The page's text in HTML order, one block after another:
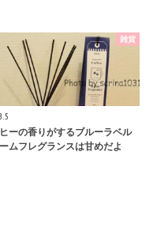
雑貨
ーの香りがするブルーラベル
ムフレグランスは甘めだよ